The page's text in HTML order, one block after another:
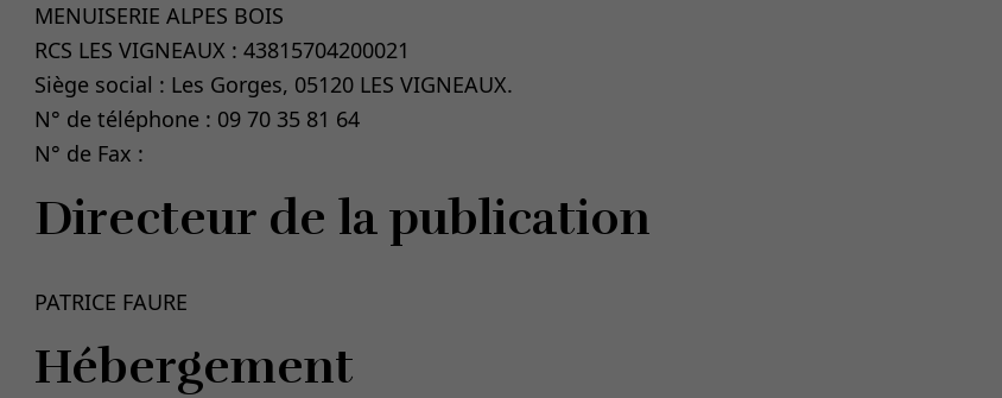
MENUISERIE ALPES BOIS
RCS LES VIGNEAUX : 43815704200021
Siège social : Les Gorges, 05120 LES VIGNEAUX.
N° de téléphone : 09 70 35 81 64
N° de Fax :
Directeur de la publication
PATRICE FAURE
Hébergement